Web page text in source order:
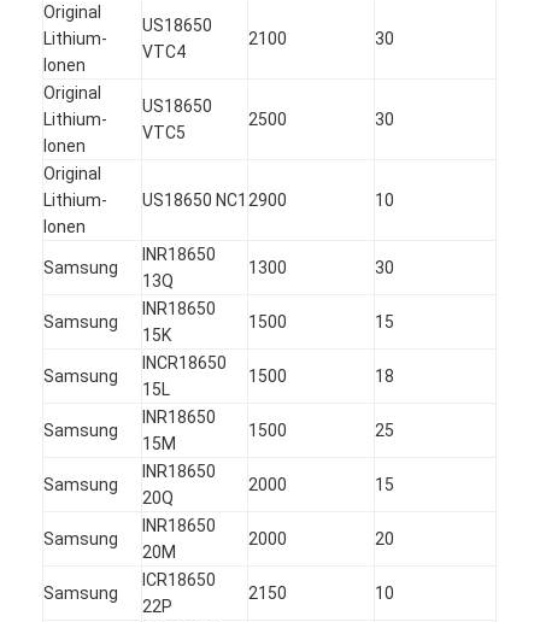
Original
Lithium-
Ionen
US18650
VTC4
2100 30
Original
Lithium-
Ionen
US18650
VTC5
2500 30
Original
Lithium-
Ionen
US18650 NC1 2900 10
Samsung
INR18650
13Q
1300 30
Samsung
INR18650
15K
1500 15
Samsung
INCR18650
15L
1500 18
Samsung
INR18650
15M
1500 25
Samsung
INR18650
20Q
2000 15
Samsung
INR18650
20M
2000 20
Samsung
ICR18650
22P
2150 10